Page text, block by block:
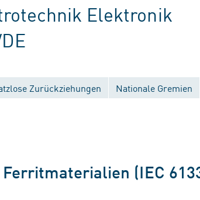
Elektronik
Zurückziehungen Nationale Gremien
(IEC